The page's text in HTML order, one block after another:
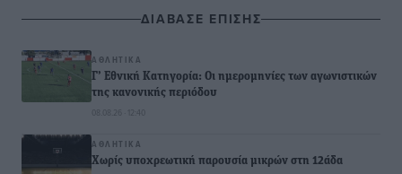
ΔΙΑΒΑΣΕ ΕΠΙΣΗΣ
ΑΘΛΗΤΙΚΆ
Γ’ Εθνική Κατηγορία: Οι ημερομηνίες των αγωνιστικών
της κανονικής περιόδου
08.08.26 · 12:40
ΑΘΛΗΤΙΚΆ
Χωρίς υποχρεωτική παρουσία μικρών στη 12άδα